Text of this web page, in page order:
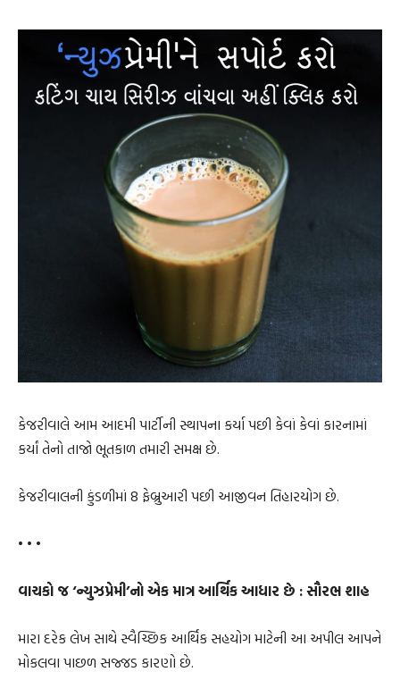
કેજરીવાલે આમ આદમી પાર્ટીની સ્થાપના કર્યા પછી કેવાં કેવાં કારનામાં
કર્યાં તેનો તાજો ભૂતકાળ તમારી સમક્ષ છે.
કેજરીવાલની કુંડળીમાં 8 ફેબ્રુઆરી પછી આજીવન તિહારયોગ છે.
• • •
વાચકો જ ‘ન્યુઝપ્રેમી’નો એક માત્ર આર્થિક આધાર છે : સૌરભ શાહ
મારા દરેક લેખ સાથે સ્વૈચ્છિક આર્થિક સહયોગ માટેની આ અપીલ આપને
મોકલવા પાછળ સજ્જડ કારણો છે.